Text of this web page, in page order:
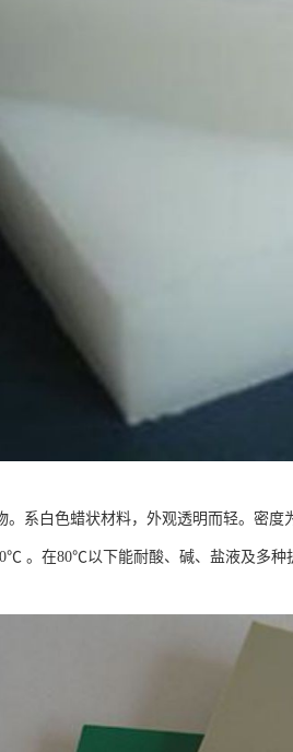
。系白色蜡状材料，外观透明而轻。密
。在80℃以下能耐酸、碱、盐液及多